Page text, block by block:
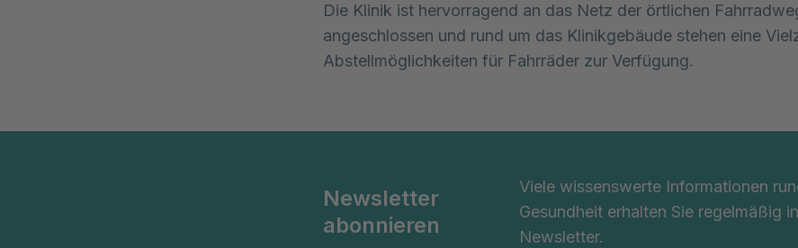
Die Klinik ist hervorragend an das Netz der örtlichen
angeschlossen und rund um das Klinikgebäude stehen eine
Abstellmöglichkeiten für Fahrräder zur Verfügung.
Newsletter
abonnieren
Viele wissenswerte Informationen
Gesundheit erhalten Sie regelmäßig
Newsletter.